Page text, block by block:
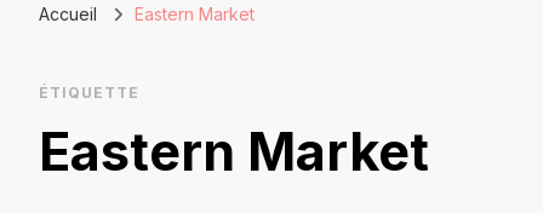
Accueil Eastern Market
ÉTIQUETTE
Eastern Market